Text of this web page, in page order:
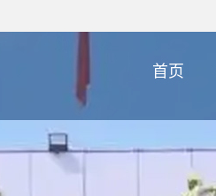
首页